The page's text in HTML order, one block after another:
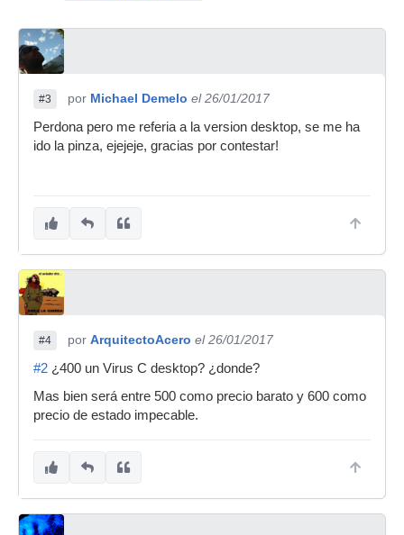
#3 por Michael Demelo el 26/01/2017
Perdona pero me referia a la version desktop, se me ha
ido la pinza, ejejeje, gracias por contestar!
#4 por ArquitectoAcero el 26/01/2017
#2 ¿400 un Virus C desktop? ¿donde?
Mas bien será entre 500 como precio barato y 600 como
precio de estado impecable.